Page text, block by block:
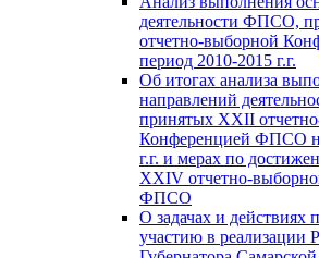
деятельности ФПСО,
отчетно-выборной
период 2010-2015 г.г.
Об итогах анализа
направлений
принятых XXII
Конференцией ФПСО
г.г. и мерах по
XXIV отчетно-
ФПСО
О задачах и действиях
участию в реализации